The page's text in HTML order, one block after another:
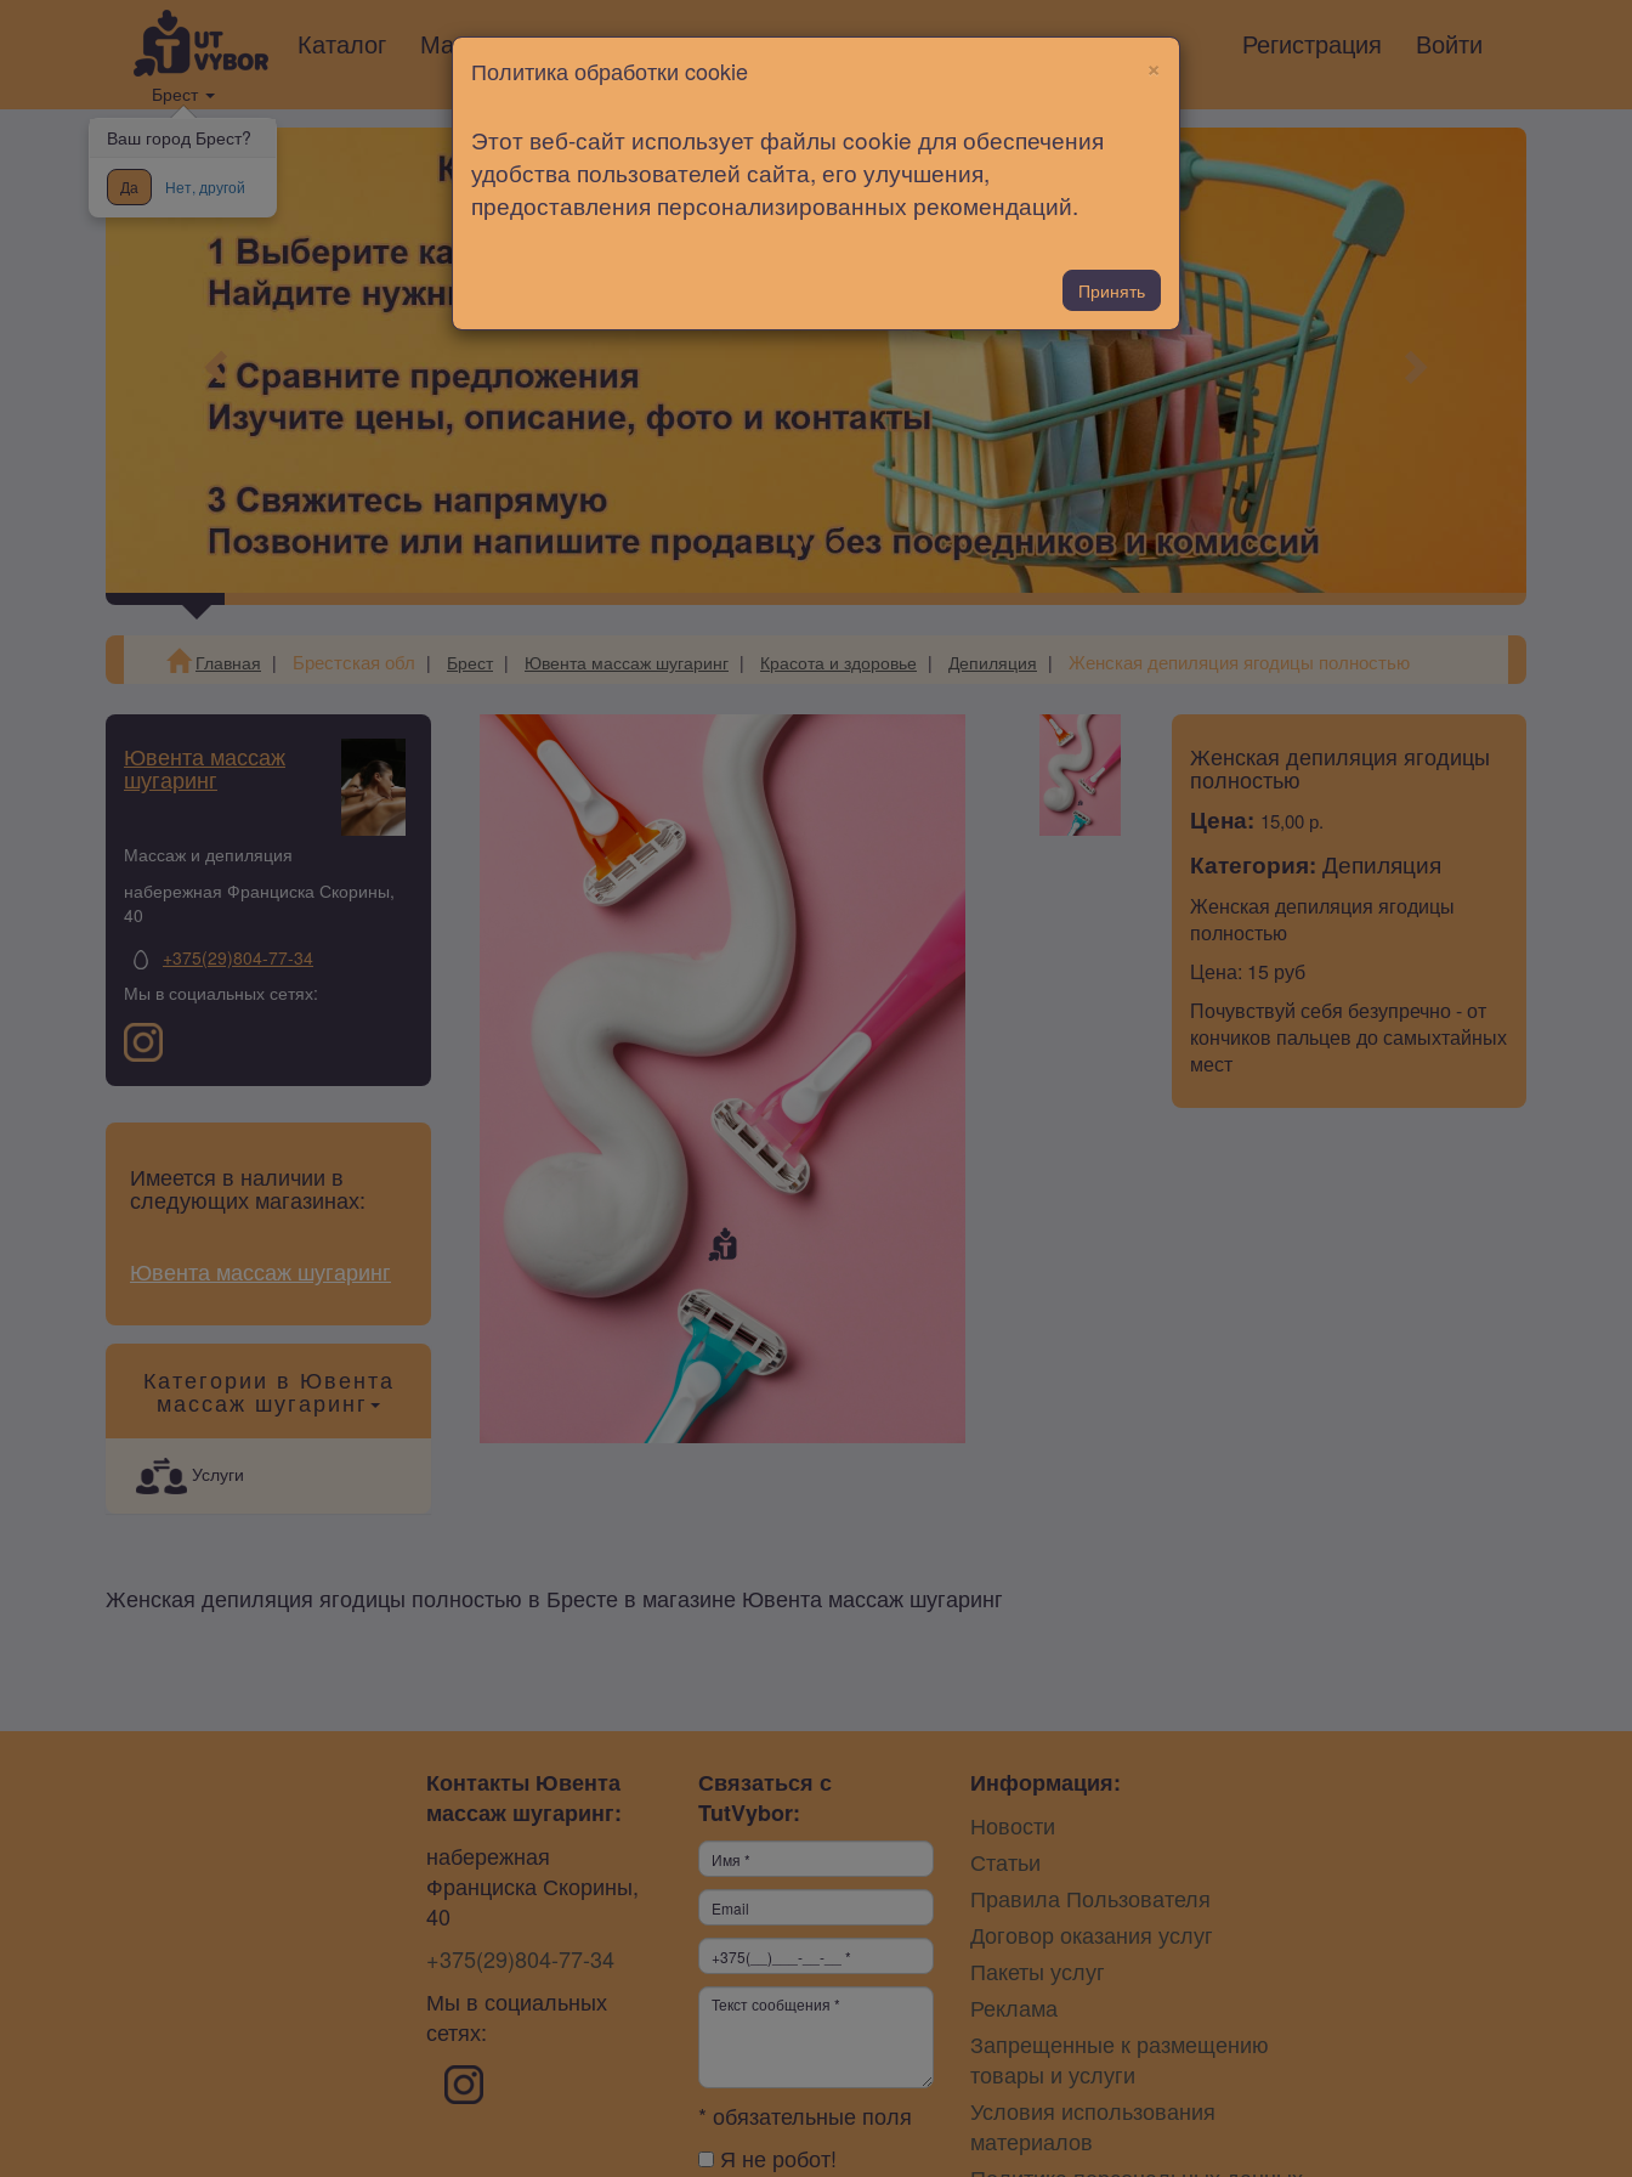
Брест
Ваш город Брест?
Да Нет, другой
Каталог Магазины Новости Статьи Помощь Регистрация Войти
Главная Брестская обл Брест Ювента массаж шугаринг Красота и здоровье Депиляция Женская депиляция ягодицы полностью
Ювента массаж
шугаринг
Массаж и депиляция
набережная Франциска Скорины,
40
+375(29)804-77-34
Мы в социальных сетях:
Имеется в наличии в
следующих магазинах:
Ювента массаж шугаринг
Категории в Ювента
массаж шугаринг
Услуги
Женская депиляция ягодицы
полностью
Цена: 15,00 р.
Категория: Депиляция
Женская депиляция ягодицы
полностью
Цена: 15 руб
Почувствуй себя безупречно - от
кончиков пальцев до самыхтайных
мест
Женская депиляция ягодицы полностью в Бресте в магазине Ювента массаж шугаринг
Контакты Ювента
массаж шугаринг:
набережная
Франциска Скорины,
40
+375(29)804-77-34
Мы в социальных
сетях:
Связаться с
TutVybor:
* обязательные поля
Я не робот!
Информация:
Новости
Статьи
Правила Пользователя
Договор оказания услуг
Пакеты услуг
Реклама
Запрещенные к размещению
товары и услуги
Условия использования
материалов
×
Политика обработки cookie
Этот веб-сайт использует файлы cookie для обеспечения
удобства пользователей сайта, его улучшения,
предоставления персонализированных рекомендаций.
Принять